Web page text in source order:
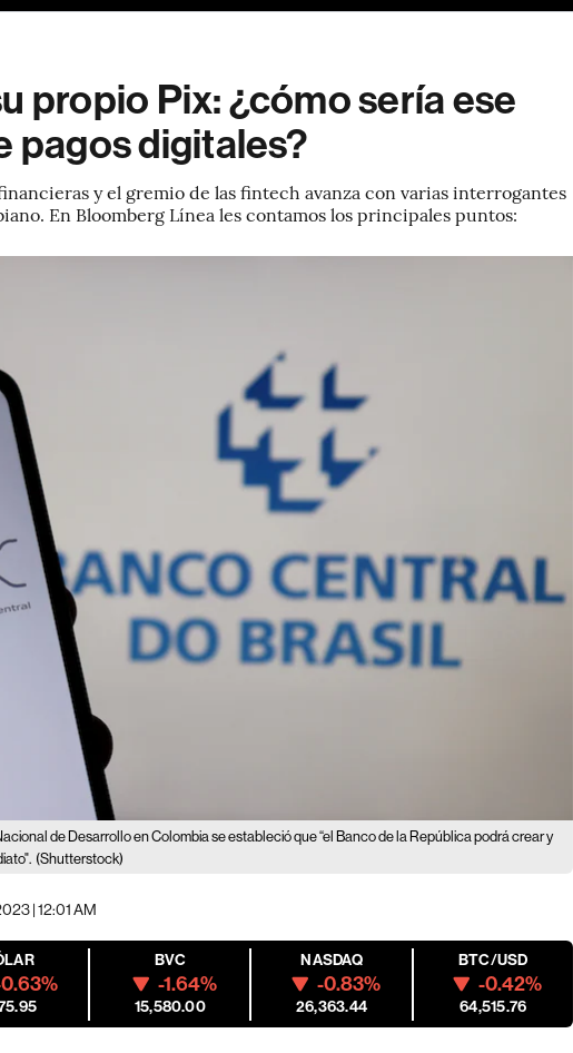
propio Pix: ¿cómo sería ese
pagos digitales?
y el gremio de las fintech avanza con varias interrogantes
En Bloomberg Línea les contamos los principales puntos:
de Desarrollo en Colombia se estableció que “el Banco de la República podrá crear y
(Shutterstock)
| 12:01 AM
BVC
-1.64%
15,580.00
NASDAQ
-0.83%
26,363.44
BTC/USD
-0.42%
64,515.76